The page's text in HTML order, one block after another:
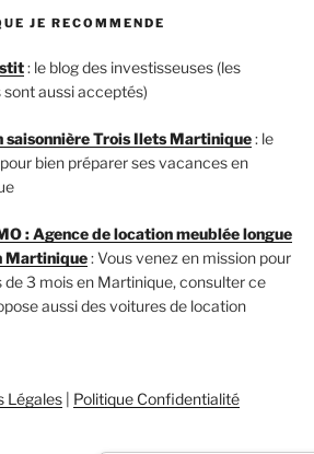
JE RECOMMENDE
: le blog des investisseuses (les
aussi acceptés)
saisonnière Trois Ilets Martinique: le
bien préparer ses vacances en
: Agence de location meublée longue
Martinique: Vous venez en mission pour
de 3 mois en Martinique, consulter ce
aussi des voitures de location
Légales| Politique Confidentialité